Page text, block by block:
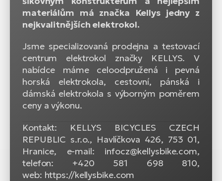
materiálům má značka Kellys jedny z
nejkvalitnějších elektrokol.
Jsme specializovaná prodejna a testovací
centrum elektrokol značky KELLYS. V
nabídce máme celoodpružená i pevná
horská elektrokola, cestovní, pánská i
dámská elektrokola s výborným poměrem
ceny a výkonu.
Kontakt: KELLYS BICYCLES CZECH
REPUBLIC s.r.o., Havlíčkova 426, 753 01,
Hranice, e-mail: infocz@kellysbike.com,
telefon: +420 581 698 810,
web: https://kellysbike.com